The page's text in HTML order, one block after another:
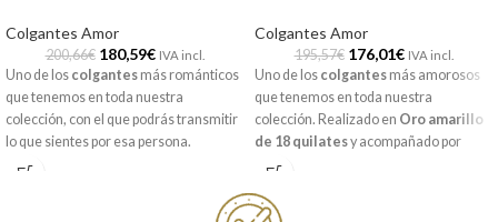
Colgantes Amor
200,66€ 180,59€ IVA incl.
Uno de los colgantesmás románticos
que tenemos en toda nuestra
colección, con el que podrás transmitir
lo que sientes por esa persona.
Realizado en
. Perfecto para
Colgantes Amor
195,57€ 176,01€ IVA incl.
Uno de los colgantesmás amorosos
que tenemos en toda nuestra
colección. Realizado en Oro amarillo
de 18 quilatesy acompañado por
radiantes y blancas
con todo.